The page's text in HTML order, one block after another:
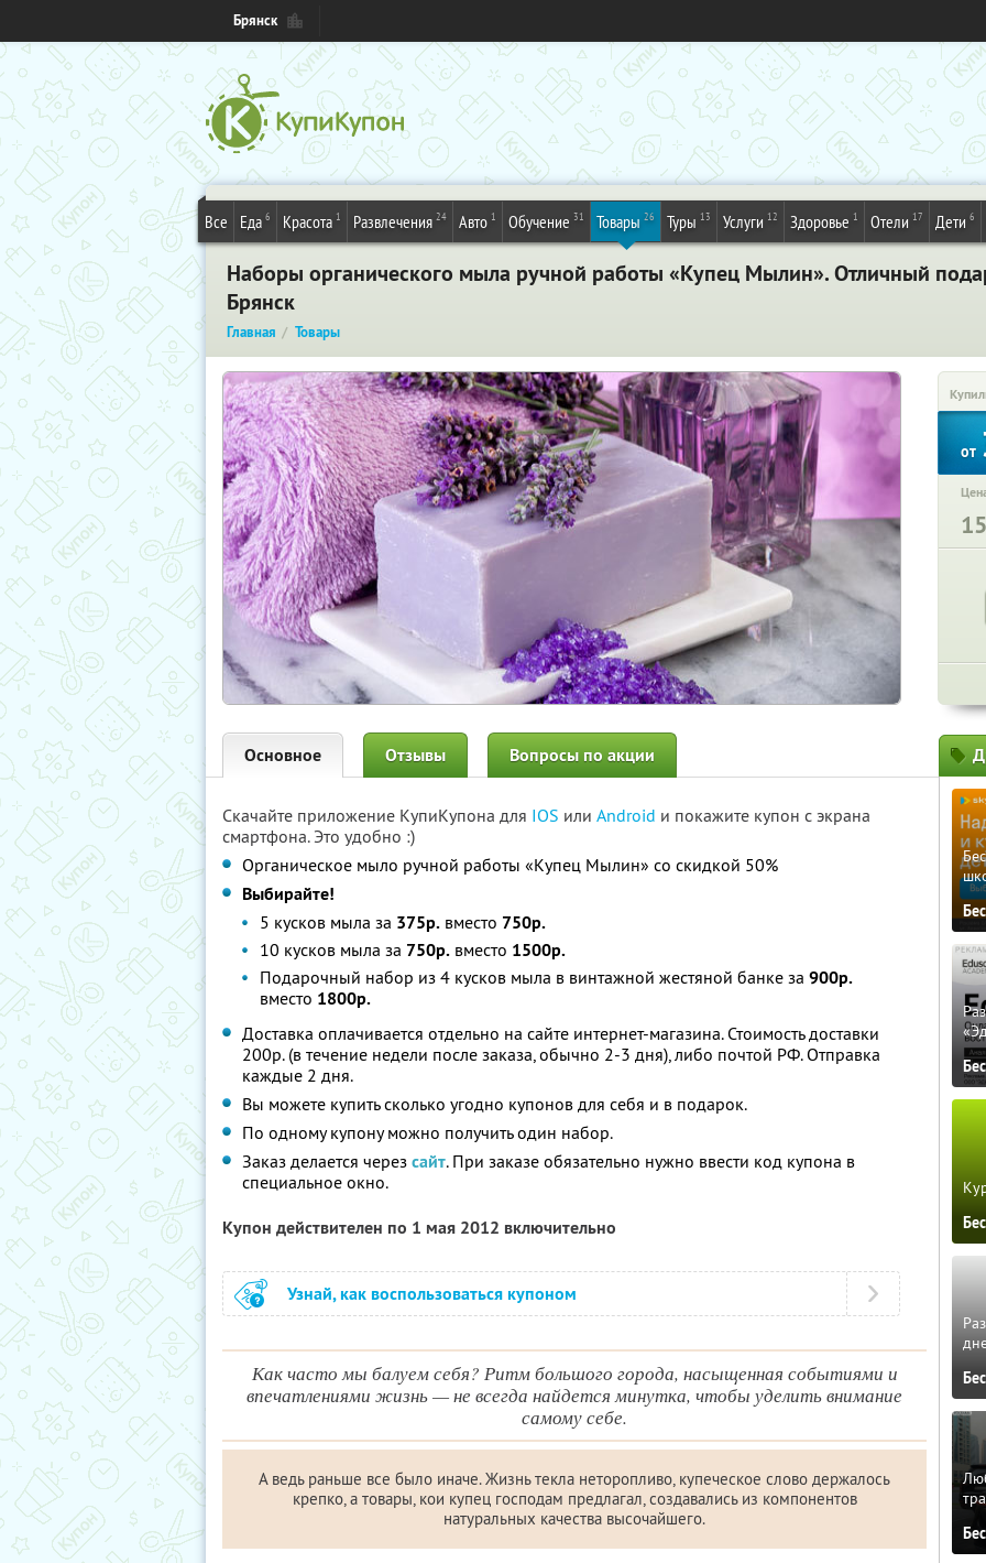
Брянск
Все Еда 6 Красота 1 Развлечения 24 Авто 1 Обучение 31 Товары 26 Туры 13 Услуги 12 Здоровье 1 Отели 17 Дети 6
Наборы органического мыла ручной работы «Купец Мылин». Отличный
Брянск
Главная Товары
от
Основное Отзывы Вопросы по акции
Скачайте приложение КупиКупона для IOS или Android и покажите купон с экрана
смартфона. Это удобно :)
Органическое мыло ручной работы «Купец Мылин» со скидкой 50%
Выбирайте!
5 кусков мыла за 375р. вместо 750р.
10 кусков мыла за 750р. вместо 1500р.
Подарочный набор из 4 кусков мыла в винтажной жестяной банке за 900р.
вместо 1800р.
Доставка оплачивается отдельно на сайте интернет-магазина. Стоимость доставки
200р. (в течение недели после заказа, обычно 2-3 дня), либо почтой РФ. Отправка
каждые 2 дня.
Вы можете купить сколько угодно купонов для себя и в подарок.
По одному купону можно получить один набор.
Заказ делается через сайт. При заказе обязательно нужно ввести код купона в
специальное окно.
Купон действителен по 1 мая 2012 включительно
Узнай, как воспользоваться купоном
Как часто мы балуем себя? Ритм большого города, насыщенная событиями и
впечатлениями жизнь — не всегда найдется минутка, чтобы уделить внимание
самому себе.
А ведь раньше все было иначе. Жизнь текла неторопливо, купеческое слово держалось
крепко, а товары, кои купец господам предлагал, создавались из компонентов
натуральных качества высочайшего.